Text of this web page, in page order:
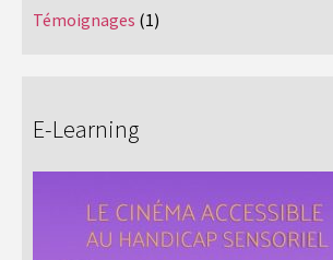
Témoignages (1)
E-Learning